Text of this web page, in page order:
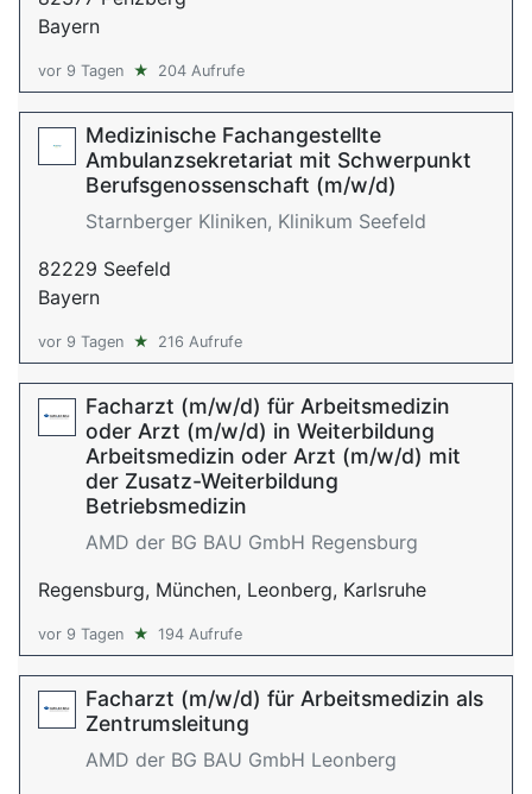
Bayern
vor 9 Tagen ★ 204 Aufrufe
Medizinische Fachangestellte
Ambulanzsekretariat mit Schwerpunkt
Berufsgenossenschaft (m/w/d)
Starnberger Kliniken, Klinikum Seefeld
82229 Seefeld
Bayern
vor 9 Tagen ★ 216 Aufrufe
Facharzt (m/w/d) für Arbeitsmedizin
oder Arzt (m/w/d) in Weiterbildung
Arbeitsmedizin oder Arzt (m/w/d) mit
der Zusatz-Weiterbildung
Betriebsmedizin
AMD der BG BAU GmbH Regensburg
Regensburg, München, Leonberg, Karlsruhe
vor 9 Tagen ★ 194 Aufrufe
Facharzt (m/w/d) für Arbeitsmedizin als
Zentrumsleitung
AMD der BG BAU GmbH Leonberg